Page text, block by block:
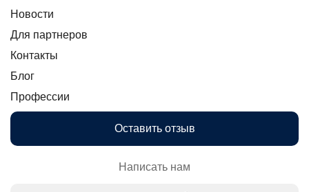
Новости
Для партнеров
Контакты
Блог
Профессии
Оставить отзыв
Написать нам